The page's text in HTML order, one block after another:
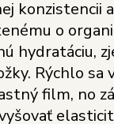
konzistencii
o
hydratáciu,
Rýchlo sa
film, no